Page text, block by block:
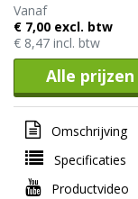
Vanaf
€ 7,00 excl. btw
€ 8,47 incl. btw
Alle
Omschrijving
Specificaties
Productvideo